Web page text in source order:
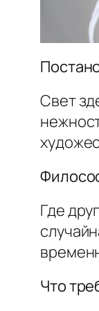
Свет
Где
Что